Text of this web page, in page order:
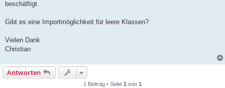
beschäftigt.
Gibt es eine Importmöglichkeit für leere Klassen?
Vielen Dank
Christian
Antworten
1 Beitrag • Seite 1 von 1